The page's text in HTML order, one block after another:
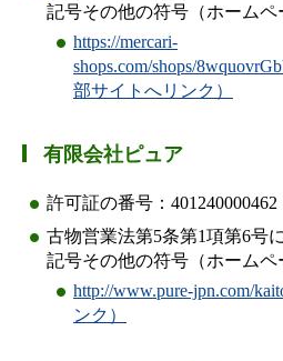
記号その他の符号（ホームペ
https://mercari-
shops.com/shops/
部サイトへリンク）
有限会社ピュア
許可証の番号：401240000462
古物営業法第5条第1項第6号
記号その他の符号（ホームペ
http://www.pure-jpn.com/
ンク）